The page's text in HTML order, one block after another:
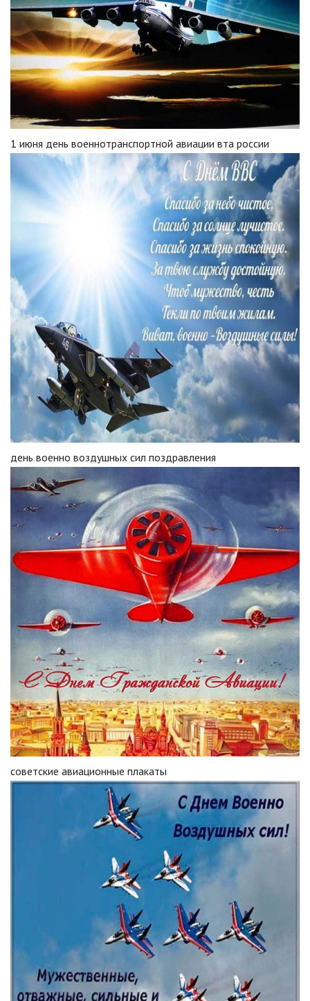
1 июня день военнотранспортной авиации вта россии
день военно воздушных сил поздравления
советские авиационные плакаты